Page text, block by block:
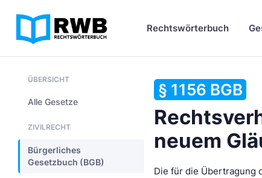
Rechtswörterbuch
ÜBERSICHT
Alle Gesetze
ZIVILRECHT
Bürgerliches
Gesetzbuch (BGB)
§ 1156 BGB
neuem
Die für die Übertragung